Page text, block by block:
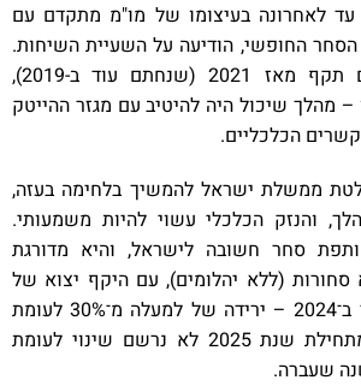
עד לאחרונה בעיצומו של מו"מ מתקדם עם
החופשי, הודיעה על השעיית השיחות.
למרות שקיים הסכם תקף מאז 2021 (שנחתם עוד ב-2019),
מהלך שיכול היה להיטיב עם מגזר ההייטק
הכלכליים.
ממשלת ישראל להמשיך בלחימה בעזה,
והנזק הכלכלי עשוי להיות משמעותי.
סחר חשובה לישראל, והיא מדורגת
סחורות (ללא יהלומים), עם היקף יצוא של
כ־1.28 מיליארד דולר ב־2024 – ירידה של למעלה מ־30% לעומת
השנה שקדמה לה. מתחילת שנת 2025 לא נרשם שינוי לעומת
שעברה.